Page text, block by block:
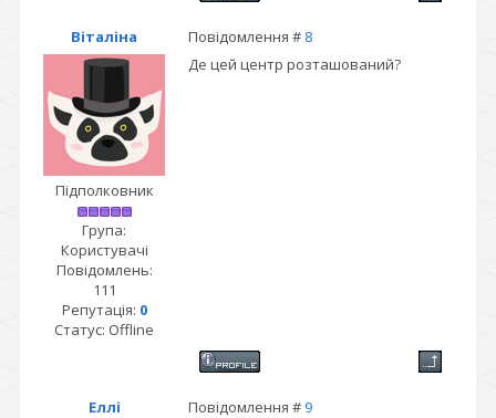
Віталіна Повідомлення # 8
Підполковник
Група:
Користувачі
Повідомлень:
111
Репутація: 0
Статус: Offline
Де цей центр розташований?
Еллі Повідомлення # 9